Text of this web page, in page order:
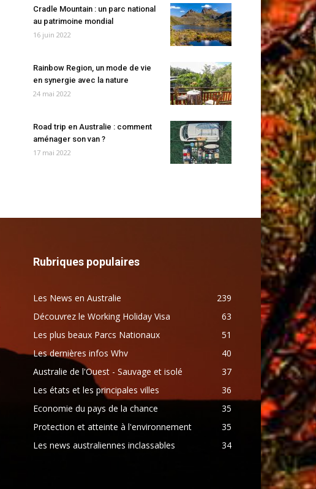
Cradle Mountain : un parc national
au patrimoine mondial
16 juin 2022
Rainbow Region, un mode de vie
en synergie avec la nature
24 mai 2022
Road trip en Australie : comment
aménager son van ?
17 mai 2022
Rubriques populaires
Les News en Australie
239
Découvrez le Working Holiday Visa
63
Les plus beaux Parcs Nationaux
51
Les dernières infos Whv
40
Australie de l'Ouest - Sauvage et isolé
37
Les états et les principales villes
36
Economie du pays de la chance
35
Protection et atteinte à l'environnement
35
Les news australiennes inclassables
34